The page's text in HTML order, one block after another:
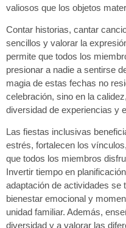
valiosos que los objetos
Contar historias, cantar
sencillos y valorar la
permite que todos los
presionar a nadie a sentirse
magia de estas fechas no
celebración, sino en la
diversidad de experiencias y
Las fiestas inclusivas
estrés, fortalecen los
que todos los miembros
Invertir tiempo en
adaptación de actividades se
bienestar emocional y
unidad familiar. Además,
diversidad y a valorar las